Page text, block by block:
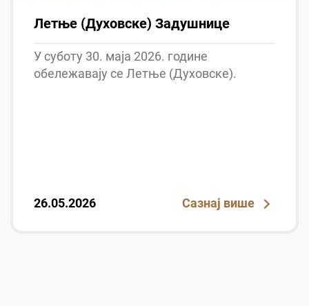
Летње (Духовске) Задушнице
У суботу 30. маја 2026. године
обележавају се Летње (Духовске).
26.05.2026 Сазнај више